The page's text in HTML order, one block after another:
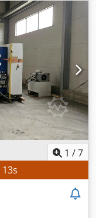
1 /7
11s